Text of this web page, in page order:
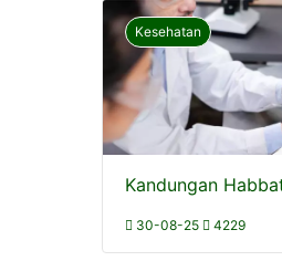
Kesehatan
Kandungan
30-08-25 4229